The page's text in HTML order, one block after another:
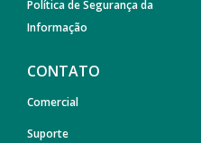
Política de Segurança da
Informação
CONTATO
Comercial
Suporte